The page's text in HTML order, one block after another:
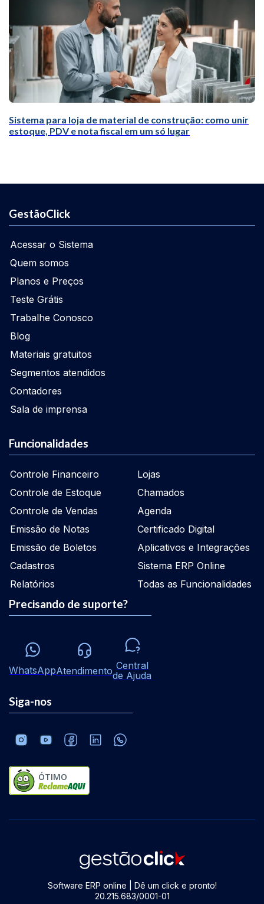
Sistema para loja de material de construção: como unir
estoque, PDV e nota fiscal em um só lugar
GestãoClick
Acessar o Sistema
Quem somos
Planos e Preços
Teste Grátis
Trabalhe Conosco
Blog
Materiais gratuitos
Segmentos atendidos
Contadores
Sala de imprensa
Funcionalidades
Controle Financeiro
Controle de Estoque
Controle de Vendas
Emissão de Notas
Emissão de Boletos
Cadastros
Relatórios
Lojas
Chamados
Agenda
Certificado Digital
Aplicativos e Integrações
Sistema ERP Online
Todas as Funcionalidades
Precisando de suporte?
WhatsAppAtendimento Central
de Ajuda
Siga-nos
ÓTIMO
Software ERP online | Dê um click e pronto!
20.215.683/0001-01